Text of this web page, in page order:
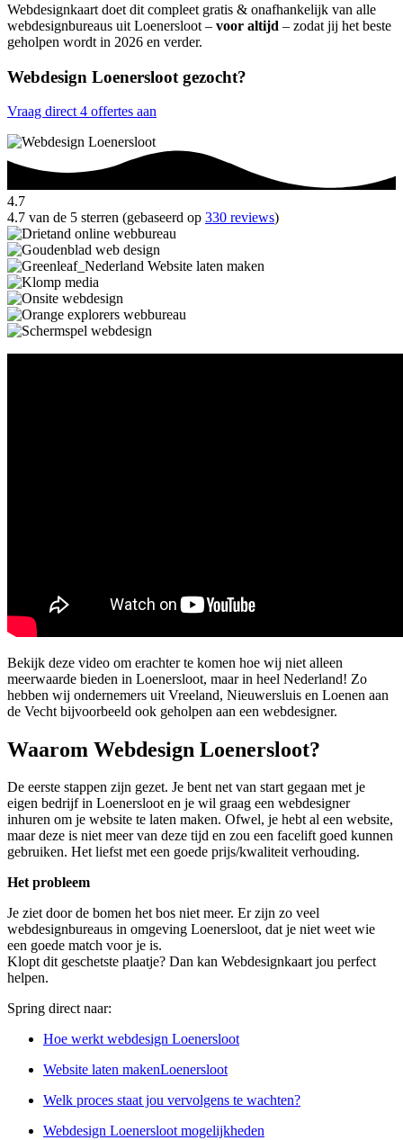
Webdesignkaart doet dit compleet gratis & onafhankelijk van alle
webdesignbureaus uit Loenersloot – voor altijd – zodat jij het beste
geholpen wordt in 2026 en verder.
Webdesign Loenersloot gezocht?
Vraag direct 4 offertes aan
4.7
4.7 van de 5 sterren (gebaseerd op 330 reviews)
Bekijk deze video om erachter te komen hoe wij niet alleen
meerwaarde bieden in Loenersloot, maar in heel Nederland! Zo
hebben wij ondernemers uit Vreeland, Nieuwersluis en Loenen aan
de Vecht bijvoorbeeld ook geholpen aan een webdesigner.
Waarom Webdesign Loenersloot?
De eerste stappen zijn gezet. Je bent net van start gegaan met je
eigen bedrijf in Loenersloot en je wil graag een webdesigner
inhuren om je website te laten maken. Ofwel, je hebt al een website,
maar deze is niet meer van deze tijd en zou een facelift goed kunnen
gebruiken. Het liefst met een goede prijs/kwaliteit verhouding.
Het probleem
Je ziet door de bomen het bos niet meer. Er zijn zo veel
webdesignbureaus in omgeving Loenersloot, dat je niet weet wie
een goede match voor je is.
Klopt dit geschetste plaatje? Dan kan Webdesignkaart jou perfect
helpen.
Spring direct naar:
Hoe werkt webdesign Loenersloot
Website laten makenLoenersloot
Welk proces staat jou vervolgens te wachten?
Webdesign Loenersloot mogelijkheden